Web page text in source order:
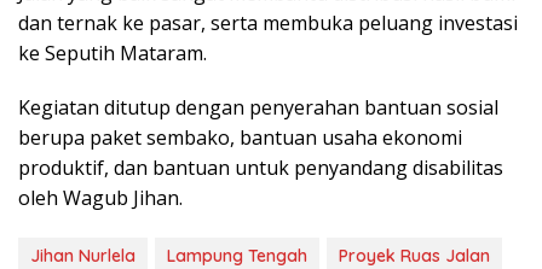
dan ternak ke pasar, serta membuka peluang investasi
ke Seputih Mataram.
Kegiatan ditutup dengan penyerahan bantuan sosial
berupa paket sembako, bantuan usaha ekonomi
produktif, dan bantuan untuk penyandang disabilitas
oleh Wagub Jihan.
Jihan Nurlela Lampung Tengah
Proyek Ruas Jalan